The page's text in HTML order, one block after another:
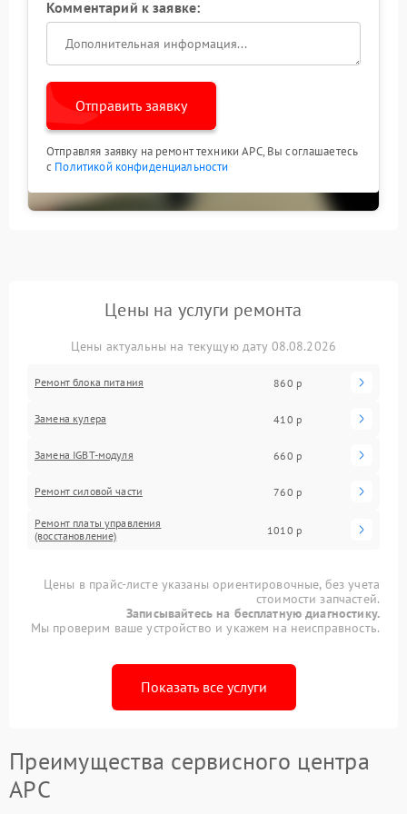
Комментарий к заявке:
Отправить заявку
Отправляя заявку на ремонт техники APC, Вы соглашаетесь
с Политикой конфиденциальности
Цены на услуги ремонта
Цены актуальны на текущую дату 08.08.2026
Ремонт блока питания 860 р
Замена кулера 410 р
Замена IGBT-модуля 660 р
Ремонт силовой части 760 р
Ремонт платы управления
(восстановление)
1010 р
Цены в прайс-листе указаны ориентировочные, без учета
стоимости запчастей.
Записывайтесь на бесплатную диагностику.
Мы проверим ваше устройство и укажем на неисправность.
Показать все услуги
Преимущества сервисного центра
APC